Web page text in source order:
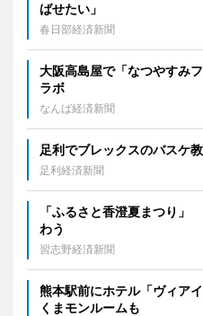
ばせたい」
春日部経済新聞
大阪高島屋で「なつやすみ
ラボ
なんば経済新聞
足利でブレックスのバスケ
足利経済新聞
「ふるさと香澄夏まつり
わう
習志野経済新聞
熊本駅前にホテル「ヴィア
くまモンルームも